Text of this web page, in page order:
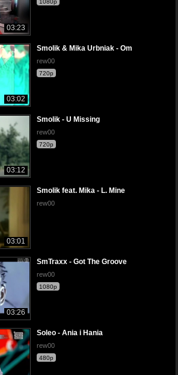
03:23
1080p
03:02
Smolik & Mika Urbniak - Om
rew00
720p
03:12
Smolik - U Missing
rew00
720p
03:01
Smolik feat. Mika - L. Mine
rew00
03:26
SmTraxx - Got The Groove
rew00
1080p
Soleo - Ania i Hania
rew00
480p